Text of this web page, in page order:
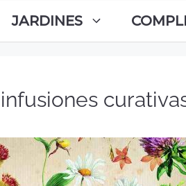
JARDINES